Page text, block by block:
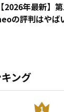
【2026年最新】
の評判はやば
評価の真実と利
ング